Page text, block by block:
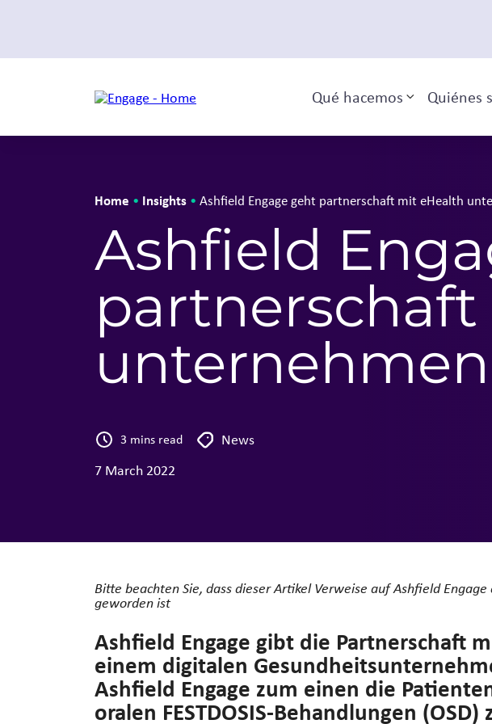
Qué hacemos Toggle sub-
Quiénes
Home • Insights • Ashfield Engage geht partnerschaft mit eHealth
Ashfield
3 mins read
News
7 March 2022
Bitte beachten Sie, dass dieser Artikel Verweise auf Ashfield
geworden ist
Ashfield Engage gibt die Partnerschaft
einem digitalen
Ashfield Engage zum einen die
oralen FESTDOSIS-Behandlungen